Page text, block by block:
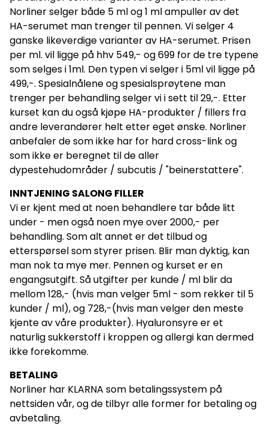
Norliner selger både 5 ml og 1 ml ampuller av det
HA-serumet man trenger til pennen. Vi selger 4
ganske likeverdige varianter av HA-serumet. Prisen
per ml. vil ligge på hhv 549,- og 699 for de tre typene
som selges i 1ml. Den typen vi selger i 5ml vil ligge på
499,-. Spesialnålene og spesialsprøytene man
trenger per behandling selger vi i sett til 29,-. Etter
kurset kan du også kjøpe HA-produkter / fillers fra
andre leverandører helt etter eget ønske. Norliner
anbefaler de som ikke har for hard cross-link og
som ikke er beregnet til de aller
dypestehudområder / subcutis / "beinerstattere".
INNTJENING SALONG FILLER
Vi er kjent med at noen behandlere tar både litt
under - men også noen mye over 2000,- per
behandling. Som alt annet er det tilbud og
etterspørsel som styrer prisen. Blir man dyktig, kan
man nok ta mye mer. Pennen og kurset er en
engangsutgift. Så utgifter per kunde / ml blir da
mellom 128,- (hvis man velger 5ml - som rekker til 5
kunder / ml), og 728,-(hvis man velger den meste
kjente av våre produkter). Hyaluronsyre er et
naturlig sukkerstoff i kroppen og allergi kan dermed
ikke forekomme.
BETALING
Norliner har KLARNA som betalingssystem på
nettsiden vår, og de tilbyr alle former for betaling og
avbetaling.